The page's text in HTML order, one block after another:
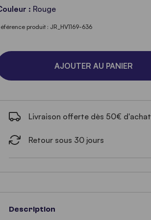
: Rouge
produit : JR_HV1169-636
AJOUTER AU PANIER
Livraison offerte dès 50€ d'achat
Retour sous 30 jours
Description